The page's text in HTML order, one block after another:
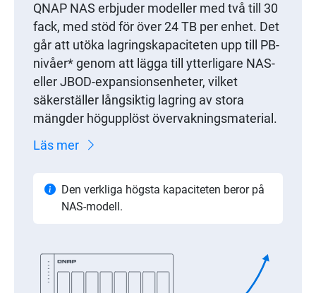
QNAP NAS erbjuder modeller med två till 30
fack, med stöd för över 24 TB per enhet. Det
går att utöka lagringskapaciteten upp till PB-
nivåer* genom att lägga till ytterligare NAS-
eller JBOD-expansionsenheter, vilket
säkerställer långsiktig lagring av stora
mängder högupplöst övervakningsmaterial.
Läs mer
Den verkliga högsta kapaciteten beror på
NAS-modell.